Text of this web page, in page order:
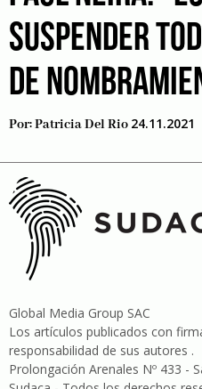
SUSPENDER
DE
Por:Patricia Del Rio 24.11.2021
Global Media Group SAC
Los artículos publicados con
responsabilidad de sus autores .
Prolongación Arenales Nº 433 -